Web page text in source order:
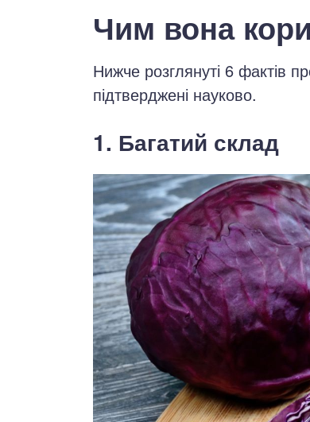
Чим вона
Нижче розглянуті 6 фактів
підтверджені науково.
1. Багатий склад